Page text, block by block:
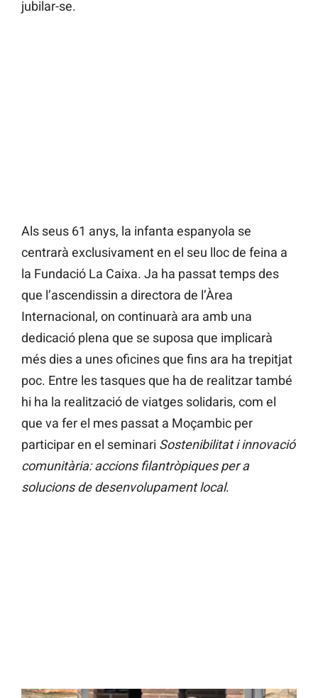
jubilar-se.
Als seus 61 anys, la infanta espanyola se
centrarà exclusivament en el seu lloc de feina a
la Fundació La Caixa. Ja ha passat temps des
que l’ascendissin a directora de l’Àrea
Internacional, on continuarà ara amb una
dedicació plena que se suposa que implicarà
més dies a unes oficines que fins ara ha trepitjat
poc. Entre les tasques que ha de realitzar també
hi ha la realització de viatges solidaris, com el
que va fer el mes passat a Moçambic per
participar en el seminari Sostenibilitat i innovació
comunitària: accions filantròpiques per a
solucions de desenvolupament local.